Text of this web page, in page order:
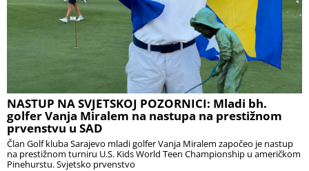
NASTUP NA SVJETSKOJ POZORNICI: Mladi bh.
golfer Vanja Miralem na nastupa na prestižnom
prvenstvu u SAD
Član Golf kluba Sarajevo mladi golfer Vanja Miralem započeo je nastup
na prestižnom turniru U.S. Kids World Teen Championship u američkom
Pinehurstu. Svjetsko prvenstvo